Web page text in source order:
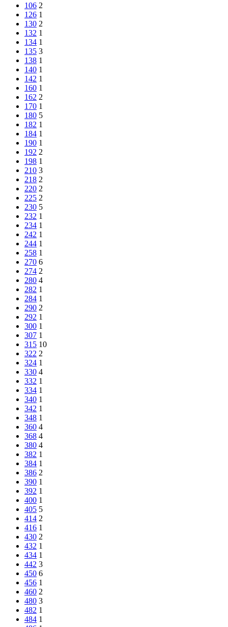
106 2
126 1
130 2
132 1
134 1
135 3
138 1
140 1
142 1
160 1
162 2
170 1
180 5
182 1
184 1
190 1
192 2
198 1
210 3
218 2
220 2
225 2
230 5
232 1
234 1
242 1
244 1
258 1
270 6
274 2
280 4
282 1
284 1
290 2
292 1
300 1
307 1
315 10
322 2
324 1
330 4
332 1
334 1
340 1
342 1
348 1
360 4
368 4
380 4
382 1
384 1
386 2
390 1
392 1
400 1
405 5
414 2
416 1
430 2
432 1
434 1
442 3
450 6
456 1
460 2
480 3
482 1
484 1